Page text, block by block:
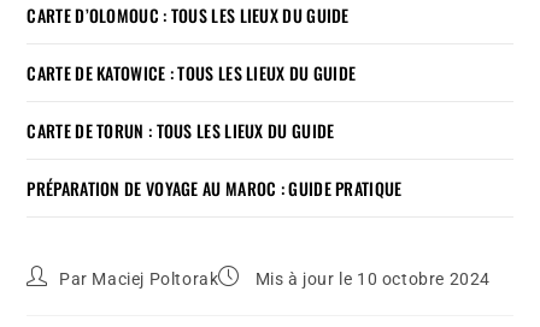
CARTE D’OLOMOUC : TOUS LES LIEUX DU GUIDE
CARTE DE KATOWICE : TOUS LES LIEUX DU GUIDE
CARTE DE TORUN : TOUS LES LIEUX DU GUIDE
PRÉPARATION DE VOYAGE AU MAROC : GUIDE PRATIQUE
Par Maciej Poltorak Mis à jour le 10 octobre 2024